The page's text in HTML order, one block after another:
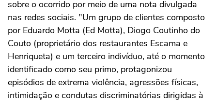
sobre o ocorrido por meio de uma nota divulgada
nas redes sociais. "Um grupo de clientes composto
por Eduardo Motta (Ed Motta), Diogo Coutinho do
Couto (proprietário dos restaurantes Escama e
Henriqueta) e um terceiro indivíduo, até o momento
identificado como seu primo, protagonizou
episódios de extrema violência, agressões físicas,
intimidação e condutas discriminatórias dirigidas à